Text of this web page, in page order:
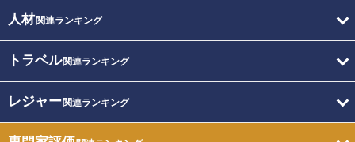
人材関連ランキング
トラベル関連ランキング
レジャー関連ランキング